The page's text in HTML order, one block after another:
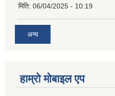
मिति: 06/04/2025 - 10:19
अन्य
हाम्रो माेबाइल एप